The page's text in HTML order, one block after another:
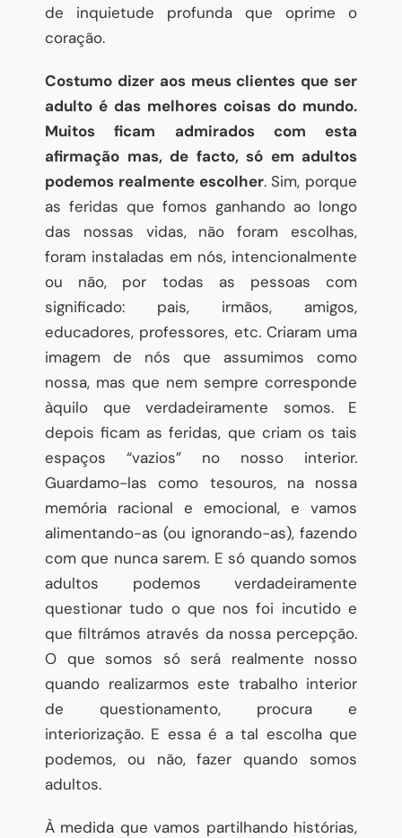
de inquietude profunda que oprime o
coração.
Costumo dizer aos meus clientes que ser
adulto é das melhores coisas do mundo.
Muitos ficam admirados com esta
afirmação mas, de facto, só em adultos
podemos realmente escolher. Sim, porque
as feridas que fomos ganhando ao longo
das nossas vidas, não foram escolhas,
foram instaladas em nós, intencionalmente
ou não, por todas as pessoas com
significado: pais, irmãos, amigos,
educadores, professores, etc. Criaram uma
imagem de nós que assumimos como
nossa, mas que nem sempre corresponde
àquilo que verdadeiramente somos. E
depois ficam as feridas, que criam os tais
espaços “vazios” no nosso interior.
Guardamo-las como tesouros, na nossa
memória racional e emocional, e vamos
alimentando-as (ou ignorando-as), fazendo
com que nunca sarem. E só quando somos
adultos podemos verdadeiramente
questionar tudo o que nos foi incutido e
que filtrámos através da nossa percepção.
O que somos só será realmente nosso
quando realizarmos este trabalho interior
de questionamento, procura e
interiorização. E essa é a tal escolha que
podemos, ou não, fazer quando somos
adultos.
À medida que vamos partilhando histórias,